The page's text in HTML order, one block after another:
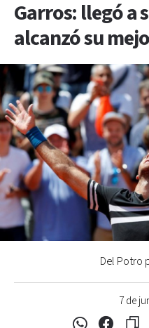
Garros: llegó a
alcanzó su
7 de
Del Potro